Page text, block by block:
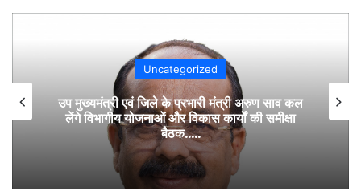
Uncategorized
उप मुख्यमंत्री एवं जिले के प्रभारी मंत्री अरुण साव कल
लेंगे विभागीय योजनाओं और विकास कार्यों की समीक्षा
बैठक…..